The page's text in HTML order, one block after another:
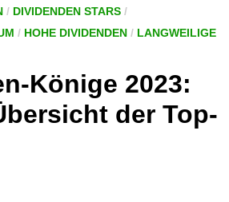
/ DIVIDENDEN STARS/
/ HOHE DIVIDENDEN/ LANGWEILIGE
Könige 2023:
der Top-